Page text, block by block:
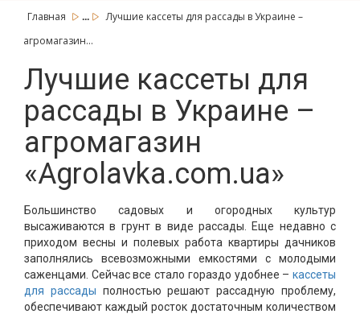
Главная ...
Лучшие кассеты для рассады в Украине –
агромагазин...
Лучшие кассеты для
рассады в Украине –
агромагазин
«Agrolavka.com.ua»
Большинство садовых и огородных культур
высаживаются в грунт в виде рассады. Еще недавно с
приходом весны и полевых работа квартиры дачников
заполнялись всевозможными емкостями с молодыми
саженцами. Сейчас все стало гораздо удобнее – кассеты
для рассады полностью решают рассадную проблему,
обеспечивают каждый росток достаточным количеством